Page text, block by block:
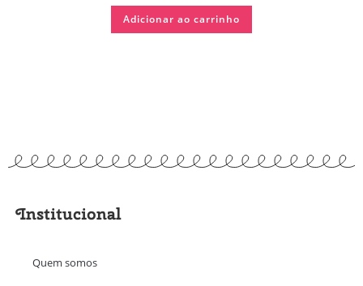
Adicionar ao carrinho
Institucional
Quem somos